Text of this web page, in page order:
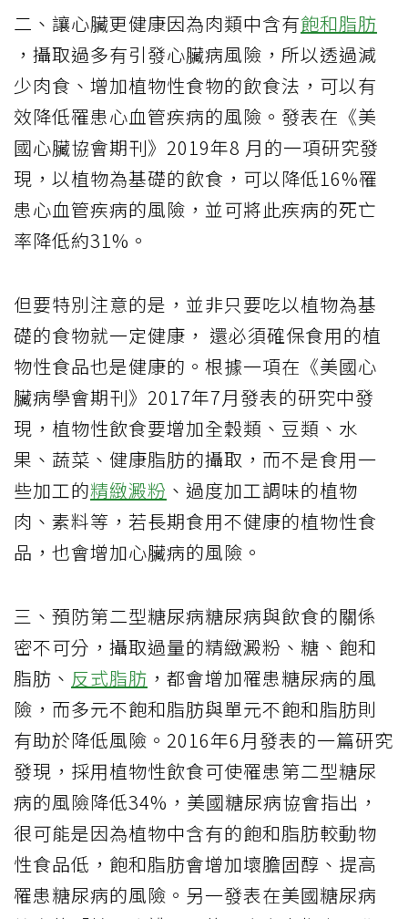
二、讓心臟更健康因為肉類中含有飽和脂肪
，攝取過多有引發心臟病風險，所以透過減
少肉食、增加植物性食物的飲食法，可以有
效降低罹患心血管疾病的風險。發表在《美
國心臟協會期刊》2019年8 月的一項研究發
現，以植物為基礎的飲食，可以降低16%罹
患心血管疾病的風險，並可將此疾病的死亡
率降低約31%。
但要特別注意的是，並非只要吃以植物為基
礎的食物就一定健康， 還必須確保食用的植
物性食品也是健康的。根據一項在《美國心
臟病學會期刊》2017年7月發表的研究中發
現，植物性飲食要增加全穀類、豆類、水
果、蔬菜、健康脂肪的攝取，而不是食用一
些加工的精緻澱粉 、過度加工調味的植物
肉、素料等，若長期食用不健康的植物性食
品，也會增加心臟病的風險。
三、預防第二型糖尿病糖尿病與飲食的關係
密不可分，攝取過量的精緻澱粉、糖、飽和
脂肪、 反式脂肪 ，都會增加罹患糖尿病的風
險，而多元不飽和脂肪與單元不飽和脂肪則
有助於降低風險。2016年6月發表的一篇研究
發現，採用植物性飲食可使罹患第二型糖尿
病的風險降低34%，美國糖尿病協會指出，
很可能是因為植物中含有的飽和脂肪較動物
性食品低，飽和脂肪會增加壞膽固醇、提高
罹患糖尿病的風險。另一發表在美國糖尿病